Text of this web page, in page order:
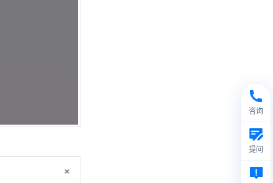
咨询
提问